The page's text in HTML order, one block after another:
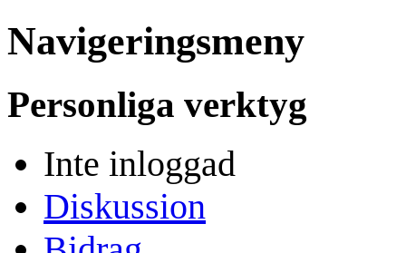
Navigeringsmeny
Personliga verktyg
Inte inloggad
Diskussion